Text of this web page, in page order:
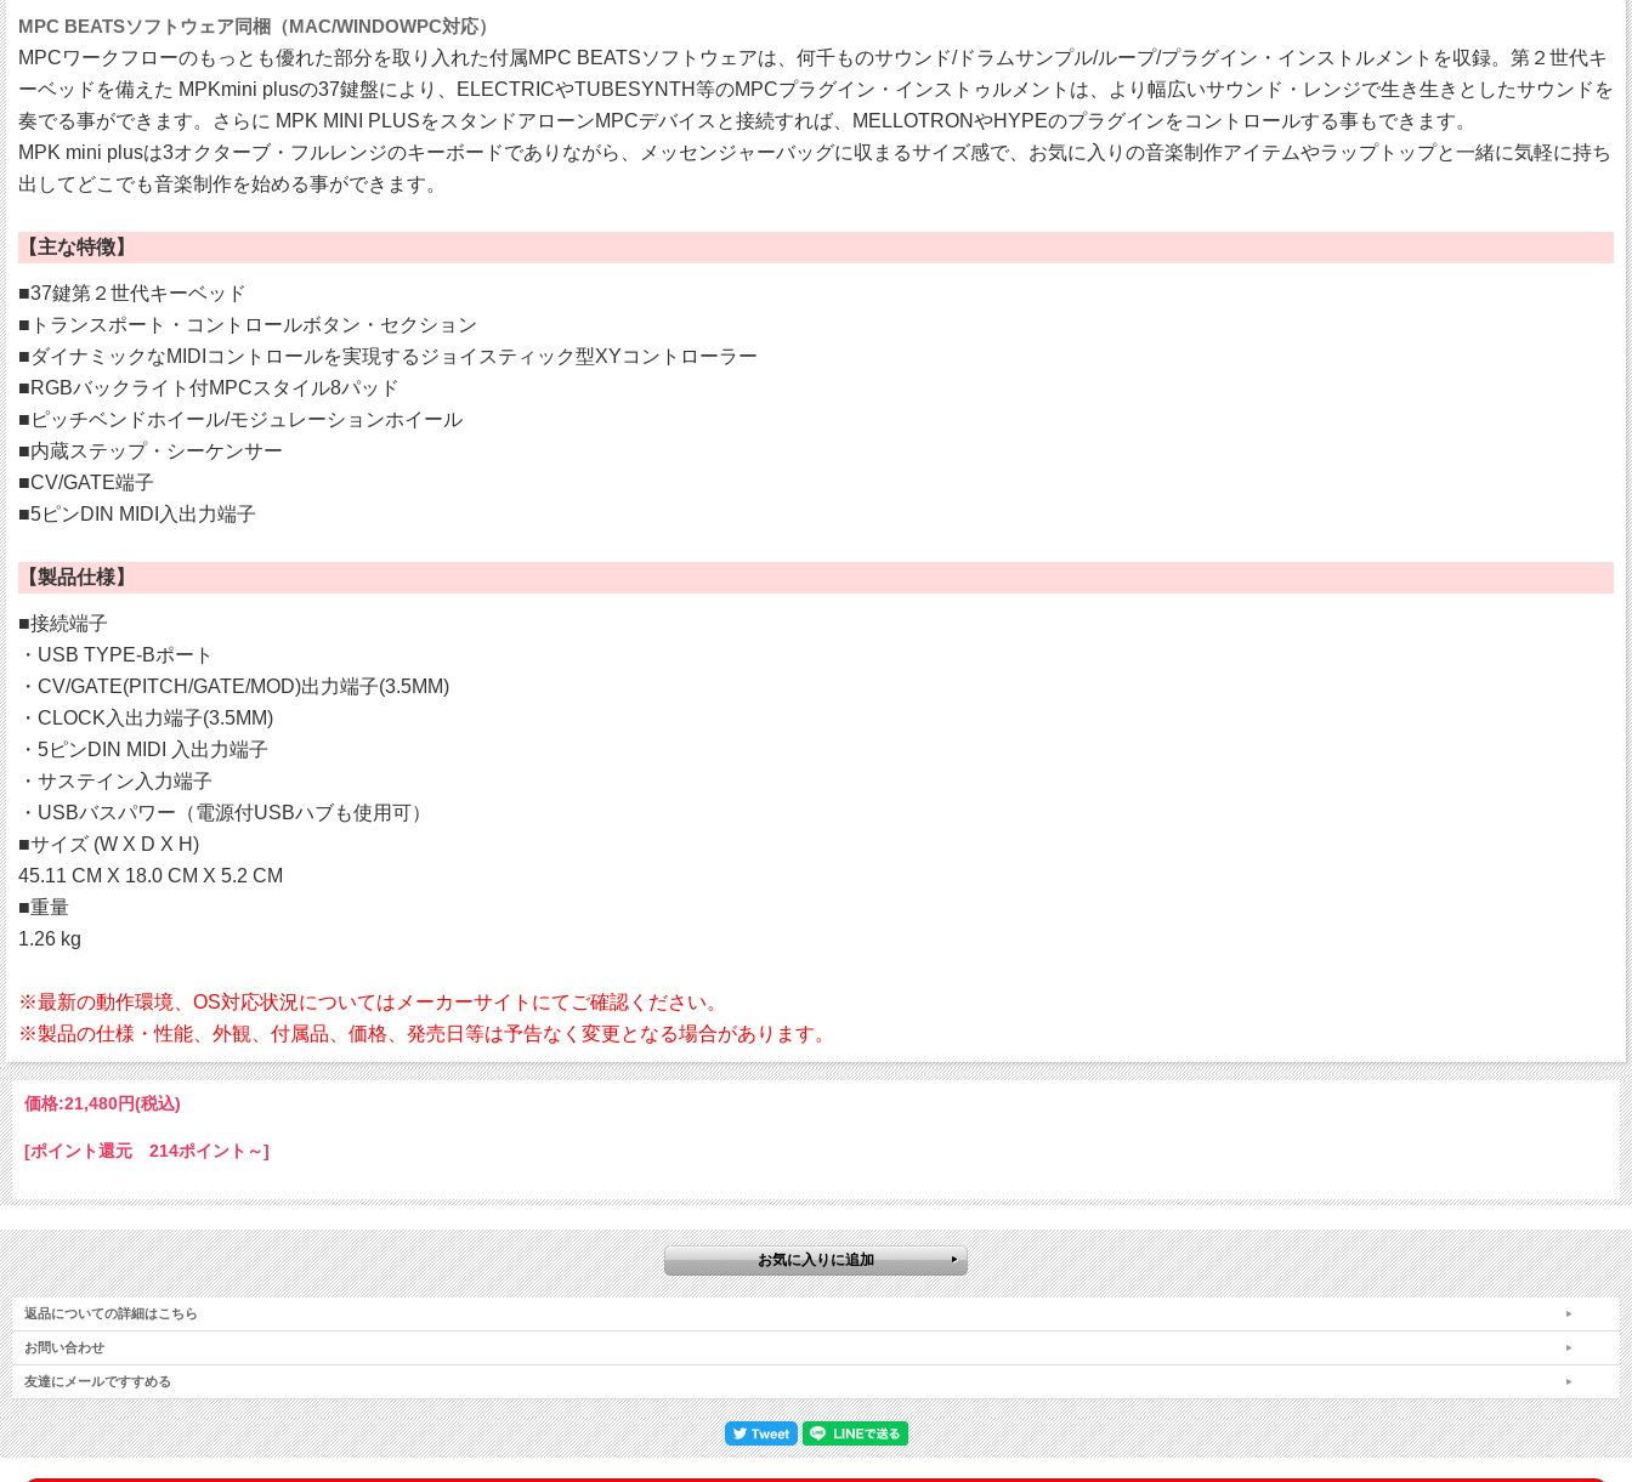
MPC BEATSソフトウェア同梱（MAC/WINDOWPC対応）
MPCワークフローのもっとも優れた部分を取り入れた付属MPC BEATSソフトウェアは、何千ものサウンド/ドラムサンプル/ループ/プラグイン・インストルメントを収録。第２世代キ
ーベッドを備えた MPKmini plusの37鍵盤により、ELECTRICやTUBESYNTH等のMPCプラグイン・インストゥルメントは、より幅広いサウンド・レンジで生き生きとしたサウンドを
奏でる事ができます。さらに MPK MINI PLUSをスタンドアローンMPCデバイスと接続すれば、MELLOTRONやHYPEのプラグインをコントロールする事もできます。
MPK mini plusは3オクターブ・フルレンジのキーボードでありながら、メッセンジャーバッグに収まるサイズ感で、お気に入りの音楽制作アイテムやラップトップと一緒に気軽に持ち
出してどこでも音楽制作を始める事ができます。
【主な特徴】
■37鍵第２世代キーベッド
■トランスポート・コントロールボタン・セクション
■ダイナミックなMIDIコントロールを実現するジョイスティック型XYコントローラー
■RGBバックライト付MPCスタイル8パッド
■ピッチベンドホイール/モジュレーションホイール
■内蔵ステップ・シーケンサー
■CV/GATE端子
■5ピンDIN MIDI入出力端子
【製品仕様】
■接続端子
・USB TYPE-Bポート
・CV/GATE(PITCH/GATE/MOD)出力端子(3.5MM)
・CLOCK入出力端子(3.5MM)
・5ピンDIN MIDI 入出力端子
・サステイン入力端子
・USBバスパワー（電源付USBハブも使用可）
■サイズ (W X D X H)
45.11 CM X 18.0 CM X 5.2 CM
■重量
1.26 kg
※最新の動作環境、OS対応状況についてはメーカーサイトにてご確認ください。
※製品の仕様・性能、外観、付属品、価格、発売日等は予告なく変更となる場合があります。
価格:21,480円(税込)
[ポイント還元 214ポイント～]
返品についての詳細はこちら
お問い合わせ
友達にメールですすめる